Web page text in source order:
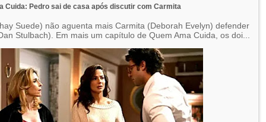
Cuida: Pedro sai de casa após discutir com Carmita
Suede) não aguenta mais Carmita (Deborah Evelyn) defender
Stulbach). Em mais um capítulo de Quem Ama Cuida, os doi...